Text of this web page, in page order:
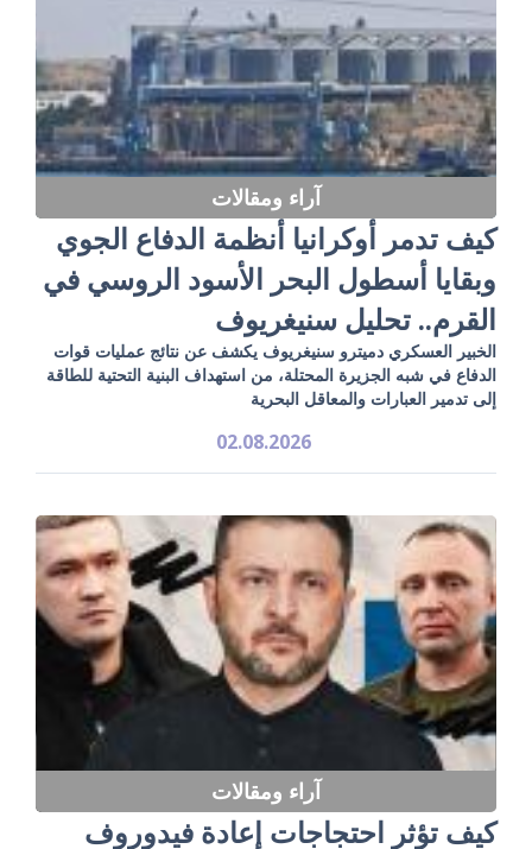
آراء ومقالات
كيف تدمر أوكرانيا أنظمة الدفاع الجوي
وبقايا أسطول البحر الأسود الروسي في
القرم.. تحليل سنيغريوف
الخبير العسكري دميترو سنيغريوف يكشف عن نتائج عمليات قوات
الدفاع في شبه الجزيرة المحتلة، من استهداف البنية التحتية للطاقة
إلى تدمير العبارات والمعاقل البحرية
02.08.2026
آراء ومقالات
كيف تؤثر احتجاجات إعادة فيدوروف